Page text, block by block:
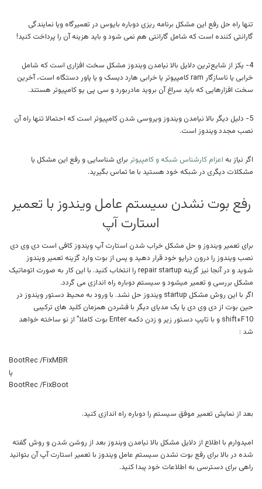
تنها راه حل رفع این مشکل برنامه ریزی دوباره بایوس در تعمیرگاه ویا نمایندگی
گارانتی کننده است که شامل گارانتی هم نمی شود و باید هزینه آن را پرداخت کنید!
4- یکز از شایع‌ترین دلایل بالا نیامدن ویندوز مشکل سخت افزاری است که شامل
خرابی یا ناسازگار ram کامپیوتر یا خرابی هارد دیسک و یا پاور دستگاه است، آخرین
سخت افزارهایی که باید سراغ آن بروید مادربورد و سی پی یو کامپیوتر هستند.
5- دلیل دیگر بالا نیامدن ویندوز ویروسی شدن کامپیوتر است که احتمالا تنها راه آن
نصب مجدد ویندوز است.
اگر نیاز به اعزام کارشناس شبکه و کامپیوتر برای شناسایی و رفع این مشکل یا
مشکلات دیگری در شبکه خود هستید با ما تماس بگیرید.
رفع بوت نشدن سیستم عامل ویندوز با تعمیر
استارت آپ
برای تعمیر ویندوز و حل مشکل خراب شدن استارت آپ ویندوز کافی است دی وی دی
نصب ویندوز را درون درایو خود قرار دهید و پس از بوت وارد گزینه تعمیر ویندوز
شوید و در آنجا نیز گزینه repair startup را انتخاب کنید. با این کار به صورت اتوماتیک
مشکل بررسی و تعمیر میشود و سیستم دوباره راه اندازی می گردد.
اگر با این روش مشکل startup ویندوز حل نشد. با ورود به محیط دستور ویندوز در
حین بوت از دی وی دی یا یک مدیای دیگر با فشردن همزمان کلید های ترکیبی
shift+F10 و با تایپ دستور زیر و زدن دکمه Enter بوت کاملا” از نو ساخته خواهد
شد :
BootRec /FixMBR
یا
BootRec /FixBoot
بعد از نمایش تعمیر موفق سیستم را دوباره راه اندازی کنید.
امیدوارم با اطلاع از دلایل مشکل بالا نیامدن ویندوز بعد از روشن شدن و روش گفته
شده در بالا برای رفع بوت نشدن سیستم عامل ویندوز با تعمیر استارت آپ آن بتوانید
راهی برای دسترسی به اطلاعات خود پبدا کنید.